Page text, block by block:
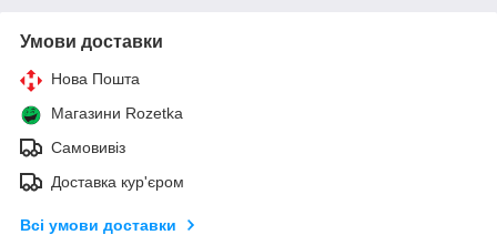
Умови доставки
Нова Пошта
Магазини Rozetka
Самовивіз
Доставка кур'єром
Всі умови доставки